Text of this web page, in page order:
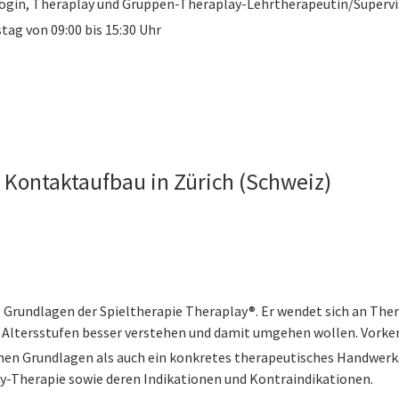
Theraplay und Gruppen-Theraplay-Lehrtherapeutin/
von 09:00 bis 15:30 Uhr
in Zürich (Schweiz)
der Spieltherapie Theraplay®. Er wendet sich an
besser verstehen und damit umgehen wollen.
Grundlagen als auch ein konkretes therapeutisches
Therapie sowie deren Indikationen und Kontraindikationen.